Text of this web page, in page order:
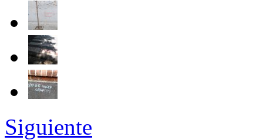
Siguiente